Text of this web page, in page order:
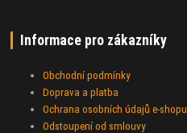
Informace pro zákazníky
Obchodní podmínky
Doprava a platba
Ochrana osobních údajů e-shopu
Odstoupení od smlouvy